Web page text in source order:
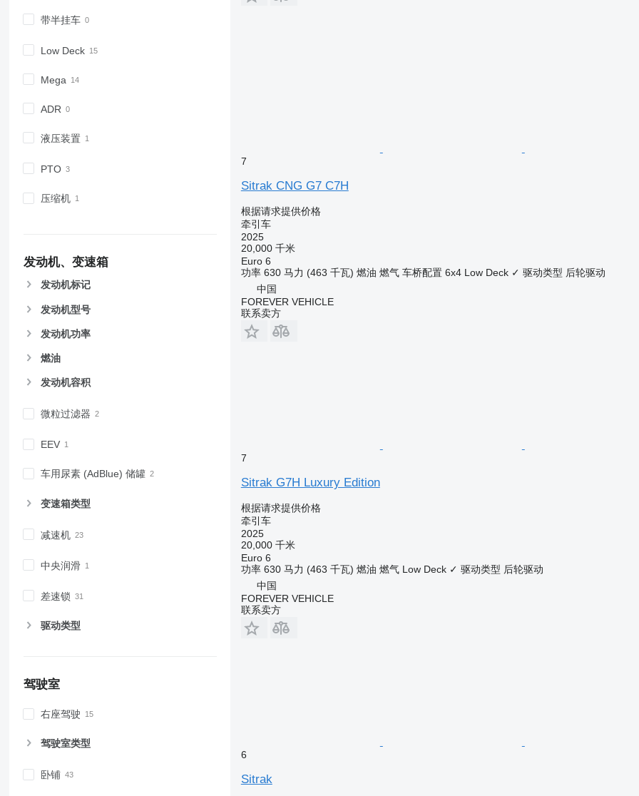
带半挂车
Low Deck
Mega
ADR
液压装置
PTO
压缩机
发动机、变速箱
发动机标记
发动机型号
发动机功率
燃油
发动机容积
微粒过滤器
EEV
车用尿素 (AdBlue) 储罐
变速箱类型
减速机
中央润滑
差速锁
驱动类型
驾驶室
右座驾驶
驾驶室类型
卧铺
7
Sitrak CNG G7 C7H
根据请求提供价格
牵引车
2025
20,000 千米
Euro 6
功率 630 马力 (463 千瓦) 燃油 燃气 车桥配置 6x4 Low Deck ✓ 驱动类型 后轮驱动
中国
FOREVER VEHICLE
联系卖方
7
Sitrak G7H Luxury Edition
根据请求提供价格
牵引车
2025
20,000 千米
Euro 6
功率 630 马力 (463 千瓦) 燃油 燃气 Low Deck ✓ 驱动类型 后轮驱动
中国
FOREVER VEHICLE
联系卖方
6
Sitrak